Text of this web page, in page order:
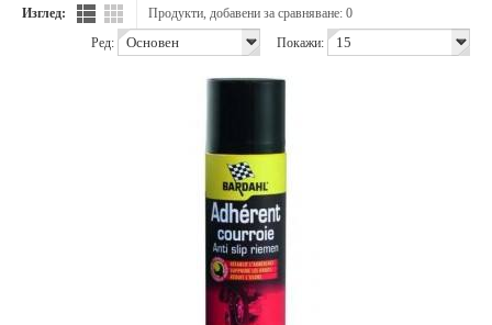
Изглед:
Продукти, добавени за сравняване: 0
Покажи:
Ред: